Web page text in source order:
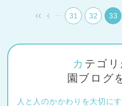
31 32 33
カテゴ
園ブログ
人と人のかかわりを大切に